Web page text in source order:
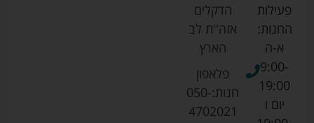
הדקלים
אזה''ת לב
הארץ
פלאפון
חנות:050-
4702021
פעילות
החנות:
א-ה
9:00-
19:00
יום ו